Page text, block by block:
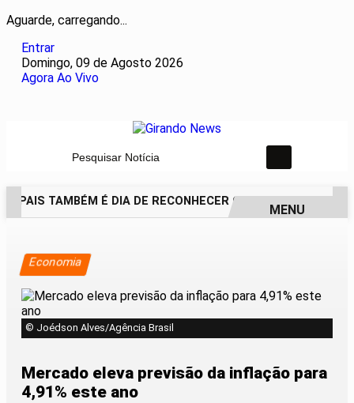
Aguarde, carregando...
Entrar
Domingo, 09 de Agosto 2026
Agora Ao Vivo
Pesquisar Notícia
PAIS TAMBÉM É DIA DE RECONHECER QUEM ESTEVE
MENU
Economia
© Joédson Alves/Agência Brasil
Mercado eleva previsão da inflação para
4,91% este ano